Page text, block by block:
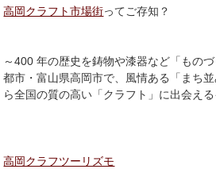
高岡クラフト市場街ってご存知？
～400 年の歴史を鋳物や漆器など「もの
都市・富山県高岡市で、風情ある「まち
ら全国の質の高い「クラフト」に出会え
高岡クラフツーリズモ